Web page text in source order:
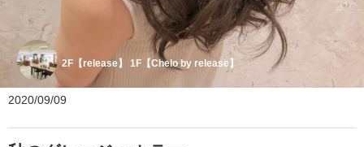
2F【release】 1F【Chelo by release】
2020/09/09